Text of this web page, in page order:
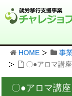
HOME
事
〇●アロマ講
〇●アロマ講